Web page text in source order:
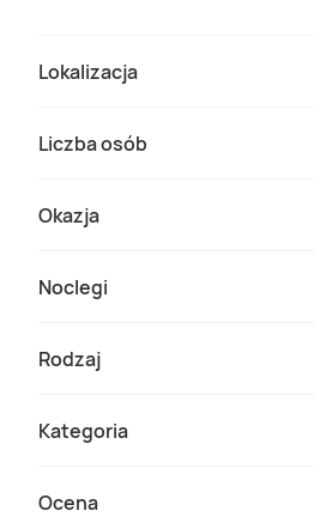
Lokalizacja
Liczba osób
Okazja
Noclegi
Rodzaj
Kategoria
Ocena